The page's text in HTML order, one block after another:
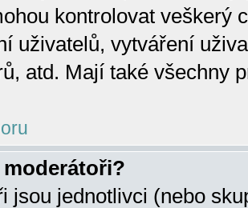
kontrolovat veškerý
uživatelů, vytváření
atd. Mají také všechny
jsou jednotlivci (nebo